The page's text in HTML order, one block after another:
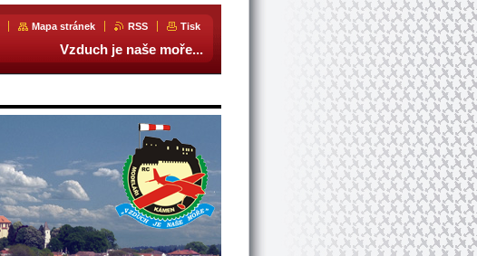
Mapa stránek RSS Tisk
Vzduch je naše moře...